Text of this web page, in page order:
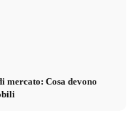
Cosa devono